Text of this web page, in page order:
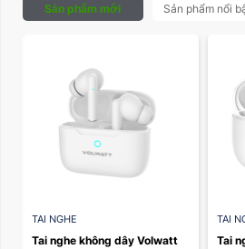
Sản phẩm mới Sản phẩm nổi
TAI NGHE
Tai nghe không dây Volwatt
TAI
Tai